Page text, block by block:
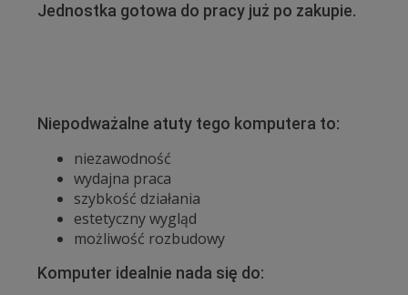
Jednostka gotowa do pracy już po zakupie.
Niepodważalne atuty tego komputera to:
niezawodność
wydajna praca
szybkość działania
estetyczny wygląd
możliwość rozbudowy
Komputer idealnie nada się do: